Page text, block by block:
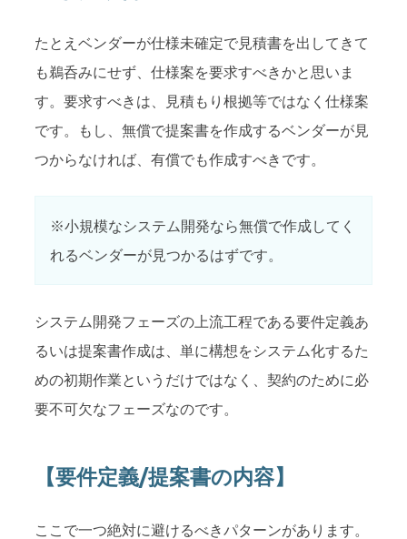
たとえベンダーが仕様未確定で見積書を出してきて
も鵜呑みにせず、仕様案を要求すべきかと思いま
す。要求すべきは、見積もり根拠等ではなく仕様案
です。もし、無償で提案書を作成するベンダーが見
つからなければ、有償でも作成すべきです。
※小規模なシステム開発なら無償で作成してく
れるベンダーが見つかるはずです。
システム開発フェーズの上流工程である要件定義あ
るいは提案書作成は、単に構想をシステム化するた
めの初期作業というだけではなく、契約のために必
要不可欠なフェーズなのです。
【要件定義/提案書の内容】
ここで一つ絶対に避けるべきパターンがあります。